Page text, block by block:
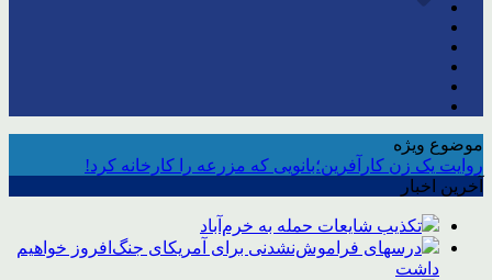
موضوع ویژه
روایت یک زن کارآفرین؛بانویی که مزرعه را کارخانه کرد!
آخرین اخبار
تکذیب شایعات حمله به خرم‌آباد
درسهای فراموش‌نشدنی برای آمریکای جنگ‌افروز خواهیم
داشت